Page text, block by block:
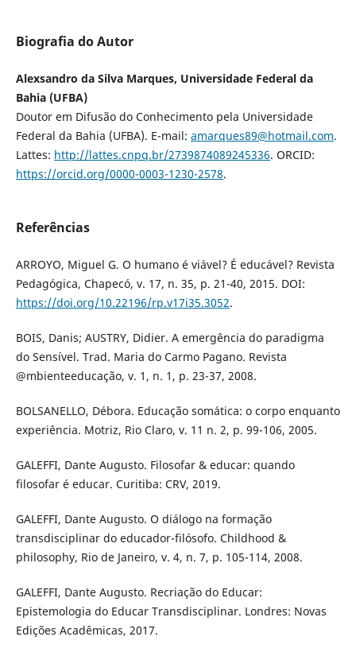
Biografia do Autor
Alexsandro da Silva Marques, Universidade Federal da
Bahia (UFBA)
Doutor em Difusão do Conhecimento pela Universidade
Federal da Bahia (UFBA). E-mail: amarques89@hotmail.com.
Lattes: http://lattes.cnpq.br/2739874089245336. ORCID:
https://orcid.org/0000-0003-1230-2578.
Referências
ARROYO, Miguel G. O humano é viável? É educável? Revista
Pedagógica, Chapecó, v. 17, n. 35, p. 21-40, 2015. DOI:
https://doi.org/10.22196/rp.v17i35.3052.
BOIS, Danis; AUSTRY, Didier. A emergência do paradigma
do Sensível. Trad. Maria do Carmo Pagano. Revista
@mbienteeducação, v. 1, n. 1, p. 23-37, 2008.
BOLSANELLO, Débora. Educação somática: o corpo enquanto
experiência. Motriz, Rio Claro, v. 11 n. 2, p. 99-106, 2005.
GALEFFI, Dante Augusto. Filosofar & educar: quando
filosofar é educar. Curitiba: CRV, 2019.
GALEFFI, Dante Augusto. O diálogo na formação
transdisciplinar do educador-filósofo. Childhood &
philosophy, Rio de Janeiro, v. 4, n. 7, p. 105-114, 2008.
GALEFFI, Dante Augusto. Recriação do Educar:
Epistemologia do Educar Transdisciplinar. Londres: Novas
Edições Acadêmicas, 2017.